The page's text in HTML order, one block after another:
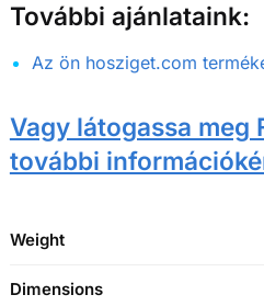
További ajánlataink:
Az ön hosziget.com
Vagy látogassa meg
további
Weight
Dimensions